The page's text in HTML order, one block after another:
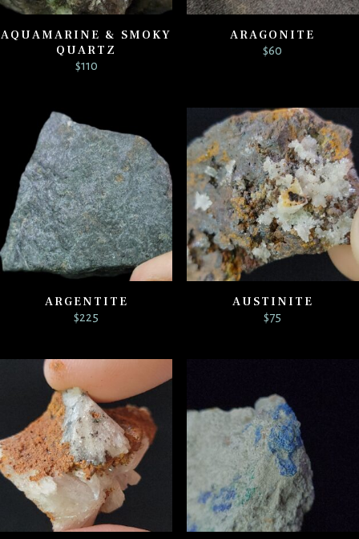
AQUAMARINE & SMOKY
QUARTZ
$110
ARAGONITE
$60
ARGENTITE
$225
AUSTINITE
$75